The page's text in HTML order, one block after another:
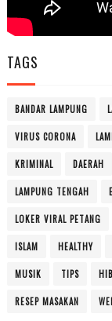
TAGS
BANDAR LAMPUNG
VIRUS CORONA
KRIMINAL DAERAH
LAMPUNG TENGAH
LOKER VIRAL PETANG
ISLAM HEALTHY
MUSIK TIPS
RESEP MASAKAN